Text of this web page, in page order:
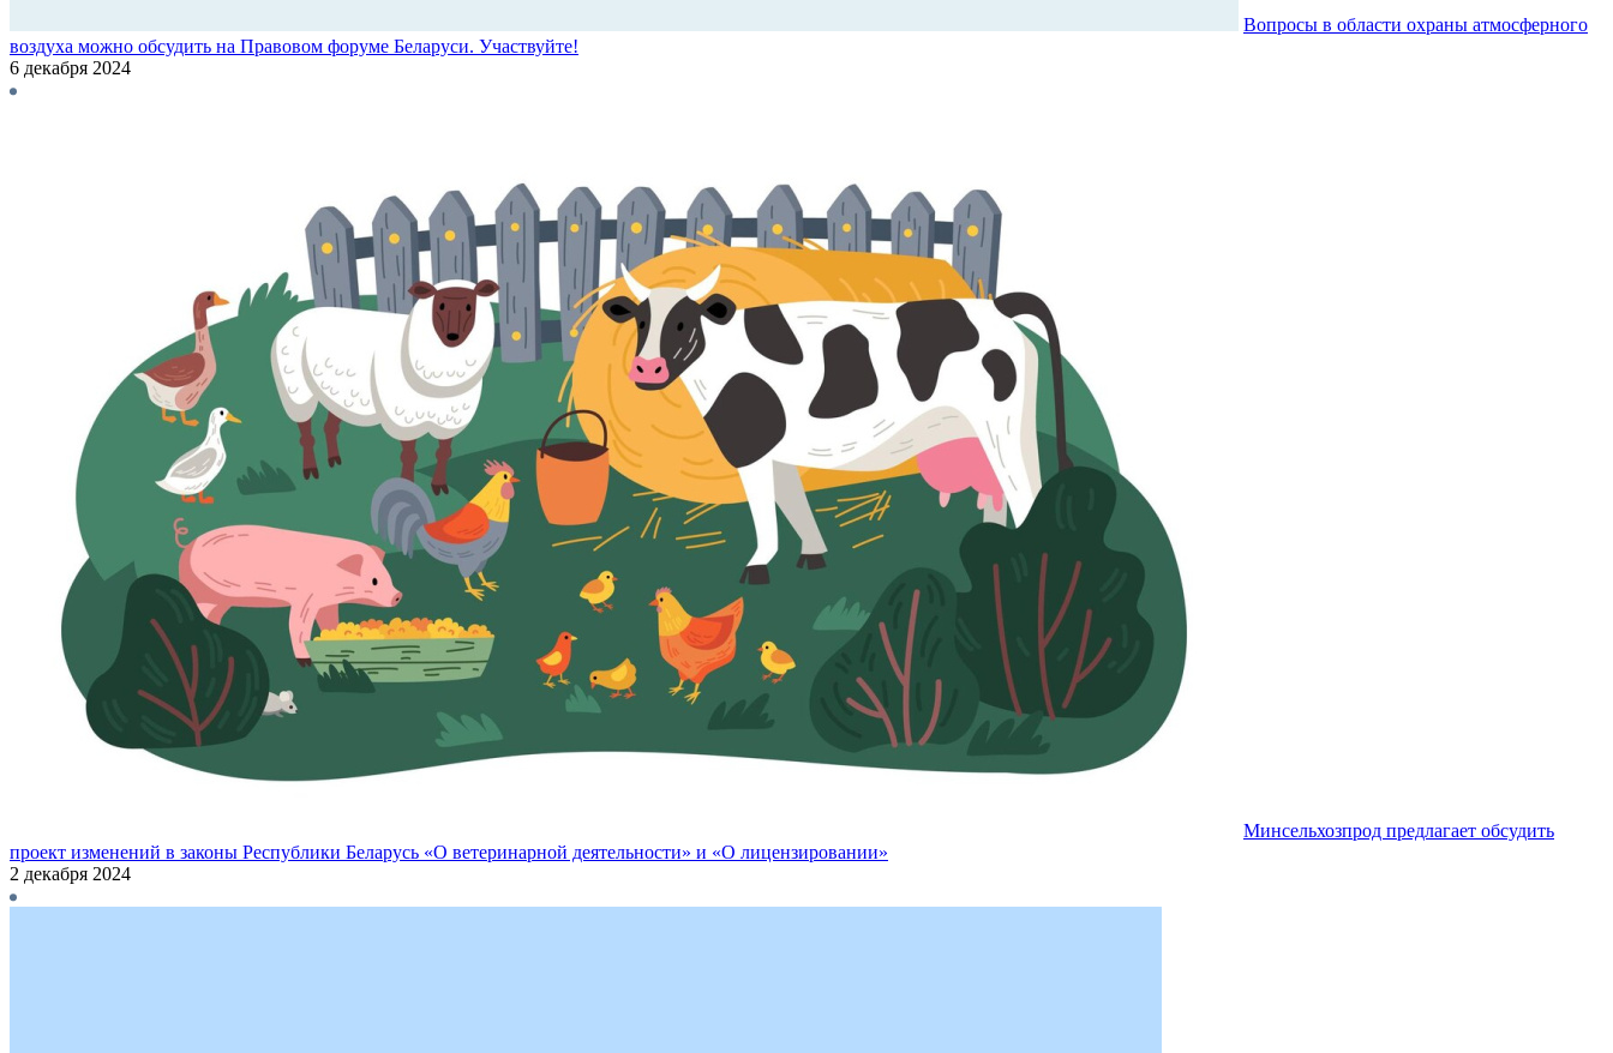
Вопросы в области охраны атмосферного
воздуха можно обсудить на Правовом форуме Беларуси. Участвуйте!
6 декабря 2024
Минсельхозпрод предлагает обсудить
проект изменений в законы Республики Беларусь «О ветеринарной деятельности» и «О лицензировании»
2 декабря 2024